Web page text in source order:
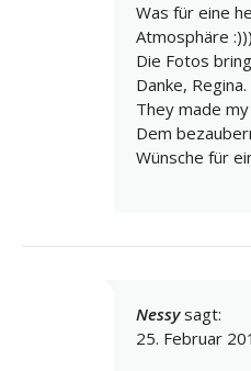
Was für eine
Atmosphäre
Die Fotos
Danke, Regina.
They made my
Dem
Wünsche für
Nessy sagt:
25. Februar